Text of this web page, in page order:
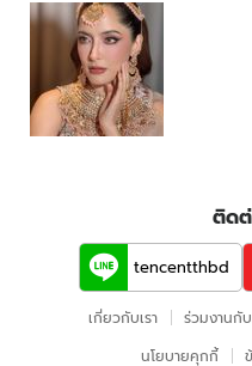
ติด
tencentthbd
เกี่ยวกับเรา ร่วมงานกับ
นโยบายคุกกี้